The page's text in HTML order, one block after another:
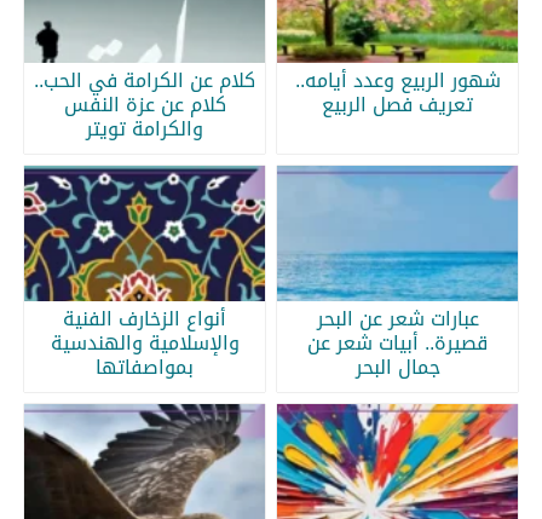
شهور الربيع وعدد أيامه..
تعريف فصل الربيع
كلام عن الكرامة في الحب..
كلام عن عزة النفس
والكرامة تويتر
عبارات شعر عن البحر
قصيرة.. أبيات شعر عن
جمال البحر
أنواع الزخارف الفنية
والإسلامية والهندسية
بمواصفاتها